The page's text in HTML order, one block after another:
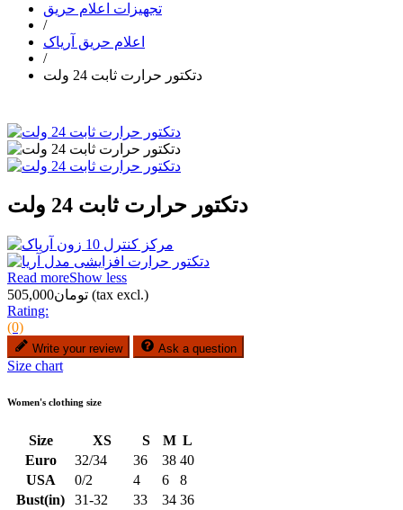
تجهیزات اعلام حریق
/
اعلام حریق آریاک
/
دتکتور حرارت ثابت 24 ولت
دتکتور حرارت ثابت 24 ولت
Read moreShow less
تومان505,000 (tax excl.)
Rating:
(0)
Write your review Ask a question
Size chart
Women's clothing size
Size XS S M L
Euro
32/34 36 38 40
USA
0/2 4 6
8
Bust(in)
31-32 33 34 36